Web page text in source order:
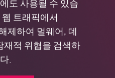
도 사용될 수 있습
트래픽에서
제하여 멀웨어, 데
재적 위협을 검색하
.